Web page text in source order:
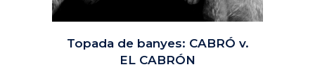
Topada de banyes: CABRÓ v.
EL CABRÓN